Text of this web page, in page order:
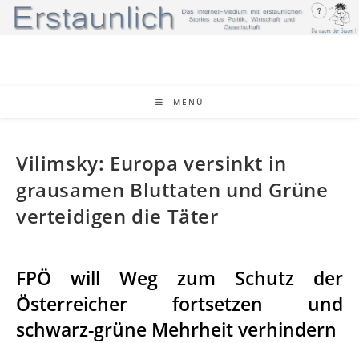
MENÜ
Vilimsky: Europa versinkt in
grausamen Bluttaten und Grüne
verteidigen die Täter
FPÖ will Weg zum Schutz der
Österreicher fortsetzen und
schwarz-grüne Mehrheit verhindern